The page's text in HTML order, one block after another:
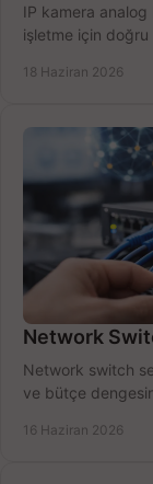
IP kamera analog
işletme için
18 Haziran 2026
Network
Network switch
ve bütçe
16 Haziran 2026